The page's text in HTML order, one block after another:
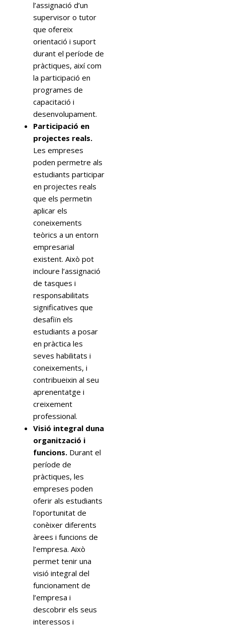
l’assignació d’un
supervisor o tutor
que ofereix
orientació i suport
durant el període de
pràctiques, així com
la participació en
programes de
capacitació i
desenvolupament.
Participació en
projectes reals.
Les empreses
poden permetre als
estudiants participar
en projectes reals
que els permetin
aplicar els
coneixements
teòrics a un entorn
empresarial
existent. Això pot
incloure l’assignació
de tasques i
responsabilitats
significatives que
desafiïn els
estudiants a posar
en pràctica les
seves habilitats i
coneixements, i
contribueixin al seu
aprenentatge i
creixement
professional.
Visió integral duna
organització i
funcions.Durant el
període de
pràctiques, les
empreses poden
oferir als estudiants
l’oportunitat de
conèixer diferents
àrees i funcions de
l’empresa. Això
permet tenir una
visió integral del
funcionament de
l’empresa i
descobrir els seus
interessos i